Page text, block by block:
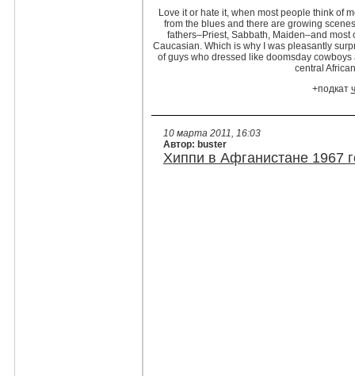
Love it or hate it, when most people think of
from the blues and there are growing
fathers–Priest, Sabbath, Maiden–and most
Caucasian. Which is why I was pleasantly
of guys who dressed like doomsday
central
+подкат
10 марта 2011, 16:03
Автор: buster
Хиппи в Афганистане 1967